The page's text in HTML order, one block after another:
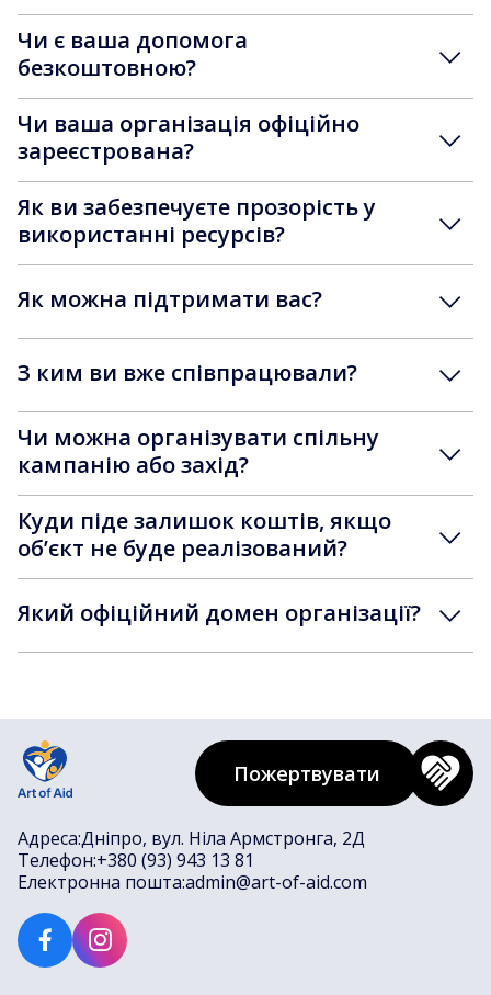
Чи є ваша допомога
безкоштовною?
Чи ваша організація офіційно
зареєстрована?
Як ви забезпечуєте прозорість у
використанні ресурсів?
Як можна підтримати вас?
З ким ви вже співпрацювали?
Чи можна організувати спільну
кампанію або захід?
Куди піде залишок коштів, якщо
обʼєкт не буде реалізований?
Який офіційний домен організації?
Адреса:Дніпро, вул. Ніла Армстронга, 2Д
Телефон:+380 (93) 943 13 81
Електронна пошта:admin@art-of-aid.com
Пожертвувати